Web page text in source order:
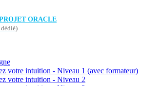
ORACLE
votre intuition - Niveau 1 (avec formateur)
votre intuition - Niveau 2